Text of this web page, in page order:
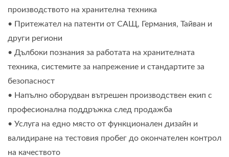
производството на хранителна техника
• Притежател на патенти от САЩ, Германия, Тайван и
други региони
• Дълбоки познания за работата на хранителната
техника, системите за напрежение и стандартите за
безопасност
• Напълно оборудван вътрешен производствен екип с
професионална поддръжка след продажба
• Услуга на едно място от функционален дизайн и
валидиране на тестовия пробег до окончателен контрол
на качеството